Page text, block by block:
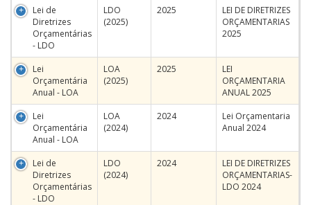
Lei de
Diretrizes
Orçamentárias
- LDO
LDO
(2025)
2025
LEI DE DIRETRIZES
ORÇAMENTARIAS
2025
Lei
Orçamentária
Anual - LOA
LOA
(2025)
2025
LEI
ORÇAMENTARIA
ANUAL 2025
Lei
Orçamentária
Anual - LOA
LOA
(2024)
2024
Lei Orçamentaria
Anual 2024
Lei de
Diretrizes
Orçamentárias
- LDO
LDO
(2024)
2024
LEI DE DIRETRIZES
ORÇAMENTARIAS-
LDO 2024